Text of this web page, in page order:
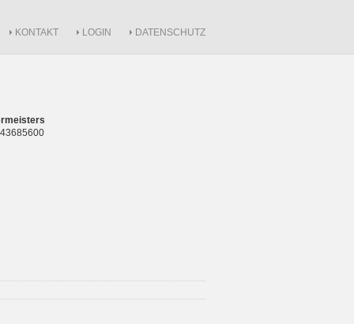
KONTAKT LOGIN DATENSCHUTZ